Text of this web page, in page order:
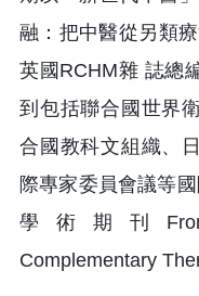
融：把中醫從另類
英國RCHM雜 誌總
到包括聯合國世界
合國教科文組織、
際專家委員會議等
學術期刊
Complementary